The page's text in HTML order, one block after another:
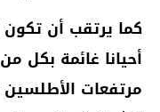
كما يرتقب أن تكون
أحيانا غائمة بكل
مرتفعات